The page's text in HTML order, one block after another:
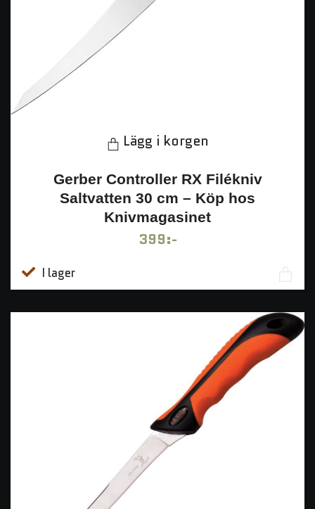
Lägg i korgen
Gerber Controller RX Filékniv
Saltvatten 30 cm – Köp hos
Knivmagasinet
399:-
I lager